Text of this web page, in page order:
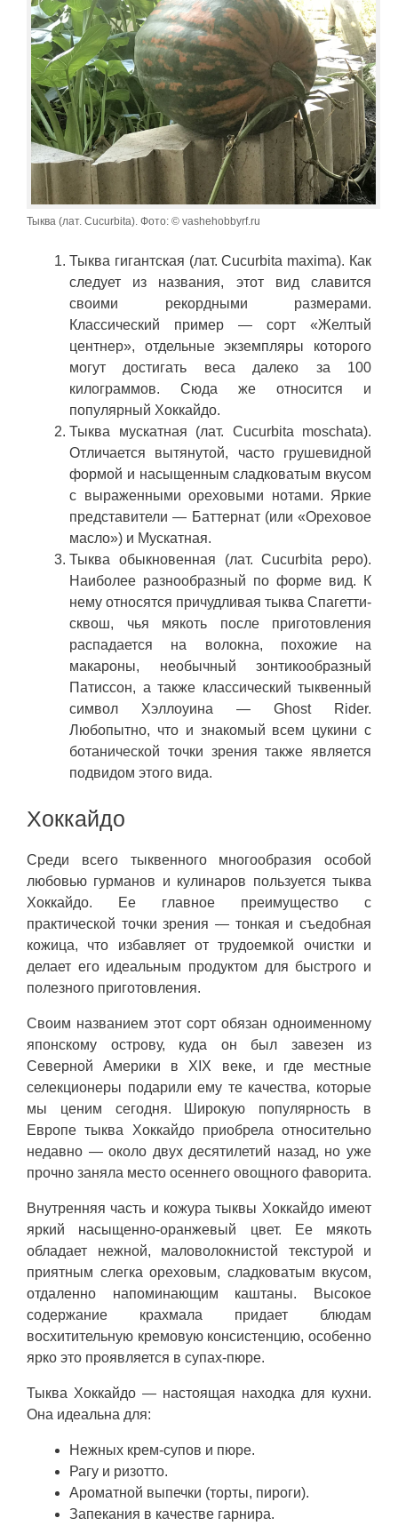
Тыква (лат. Cucurbita). Фото: © vashehobbyrf.ru
Тыква гигантская (лат. Cucurbita maxima). Как
следует из названия, этот вид славится
своими рекордными размерами.
Классический пример — сорт «Желтый
центнер», отдельные экземпляры которого
могут достигать веса далеко за 100
килограммов. Сюда же относится и
популярный Хоккайдо.
Тыква мускатная (лат. Cucurbita moschata).
Отличается вытянутой, часто грушевидной
формой и насыщенным сладковатым вкусом
с выраженными ореховыми нотами. Яркие
представители — Баттернат (или «Ореховое
масло») и Мускатная.
Тыква обыкновенная (лат. Cucurbita pepo).
Наиболее разнообразный по форме вид. К
нему относятся причудливая тыква Спагетти-
сквош, чья мякоть после приготовления
распадается на волокна, похожие на
макароны, необычный зонтикообразный
Патиссон, а также классический тыквенный
символ Хэллоуина — Ghost Rider.
Любопытно, что и знакомый всем цукини с
ботанической точки зрения также является
подвидом этого вида.
Хоккайдо
Среди всего тыквенного многообразия особой
любовью гурманов и кулинаров пользуется тыква
Хоккайдо. Ее главное преимущество с
практической точки зрения — тонкая и съедобная
кожица, что избавляет от трудоемкой очистки и
делает его идеальным продуктом для быстрого и
полезного приготовления.
Своим названием этот сорт обязан одноименному
японскому острову, куда он был завезен из
Северной Америки в XIX веке, и где местные
селекционеры подарили ему те качества, которые
мы ценим сегодня. Широкую популярность в
Европе тыква Хоккайдо приобрела относительно
недавно — около двух десятилетий назад, но уже
прочно заняла место осеннего овощного фаворита.
Внутренняя часть и кожура тыквы Хоккайдо имеют
яркий насыщенно-оранжевый цвет. Ее мякоть
обладает нежной, маловолокнистой текстурой и
приятным слегка ореховым, сладковатым вкусом,
отдаленно напоминающим каштаны. Высокое
содержание крахмала придает блюдам
восхитительную кремовую консистенцию, особенно
ярко это проявляется в супах-пюре.
Тыква Хоккайдо — настоящая находка для кухни.
Она идеальна для:
Нежных крем-супов и пюре.
Рагу и ризотто.
Ароматной выпечки (торты, пироги).
Запекания в качестве гарнира.